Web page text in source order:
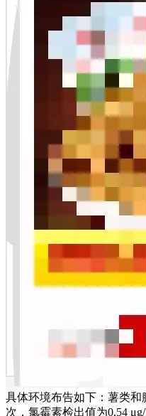
具体环境布告如下：薯类和
次，氯霉素检出值为0.54